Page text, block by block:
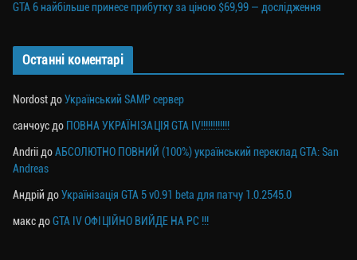
GTA 6 найбільше принесе прибутку за ціною $69,99 — дослідження
Останні коментарі
NordostдоУкраїнський SAMP сервер
санчоусдо ПОВНА УКРАЇНІЗАЦІЯ GTA IV!!!!!!!!!!!!
AndriiдоАБСОЛЮТНО ПОВНИЙ (100%) український переклад GTA: San
Andreas
Андрій доУкраїнізація GTA 5 v0.91 beta для патчу 1.0.2545.0
максдоGTA IV ОФІЦІЙНО ВИЙДЕ НА PC !!!